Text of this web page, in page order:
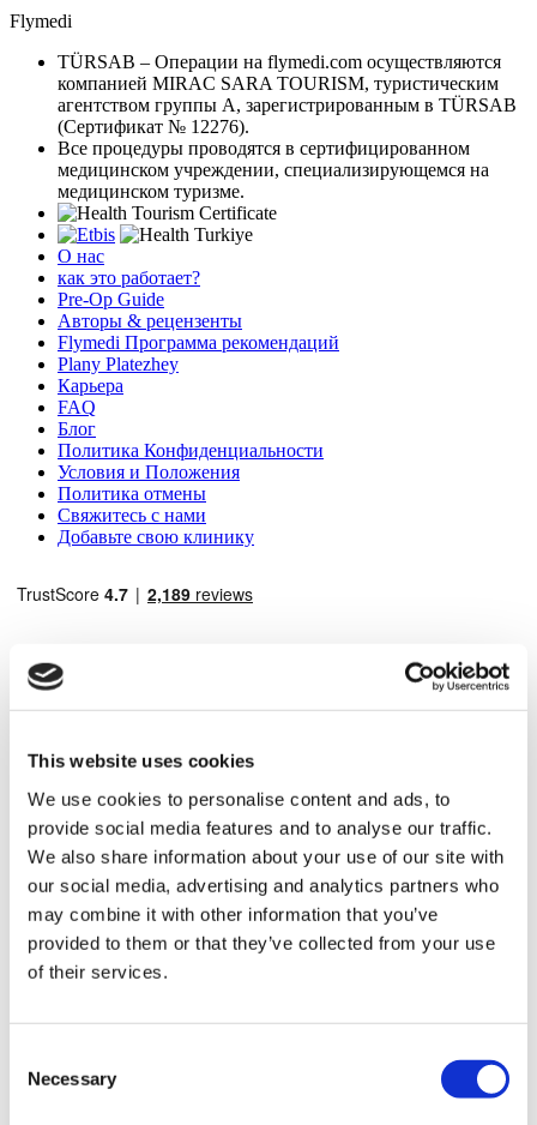
This website uses cookies
We use cookies to personalise content and ads, to
provide social media features and to analyse our traffic.
We also share information about your use of our site with
our social media, advertising and analytics partners who
may combine it with other information that you’ve
provided to them or that they’ve collected from your use
of their services.
Selection
Necessary
Flymedi
TÜRSAB – Операции на flymedi.com осуществляются
компанией MIRAC SARA TOURISM, туристическим
агентством группы A, зарегистрированным в TÜRSAB
(Сертификат № 12276).
Все процедуры проводятся в сертифицированном
медицинском учреждении, специализирующемся на
медицинском туризме.
О нас
как это работает?
Pre-Op Guide
Авторы & рецензенты
Flymedi Программа рекомендаций
Plany Platezhey
Карьера
FAQ
Блог
Политика Конфиденциальности
Условия и Положения
Политика отмены
Свяжитесь с нами
Добавьте свою клинику
Популярные направления
Турция Клиники
Spain Клиники
Mexico Клиники
Poland Клиники
Thailand Клиники
Hungary Клиники
Colombia Клиники
Популярные виды лечения в Турция
Ринопластика Турция
Гинекомастия Турция